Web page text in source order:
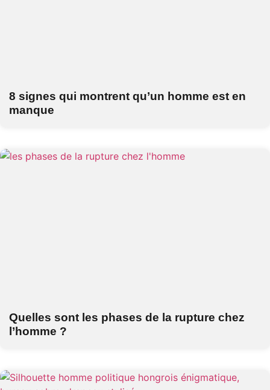
8 signes qui montrent qu’un homme est en
manque
Quelles sont les phases de la rupture chez
l’homme ?